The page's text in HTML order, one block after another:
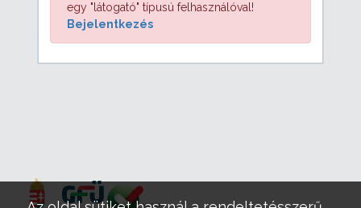
egy "látogató" típusú felhasználóval!
Bejelentkezés